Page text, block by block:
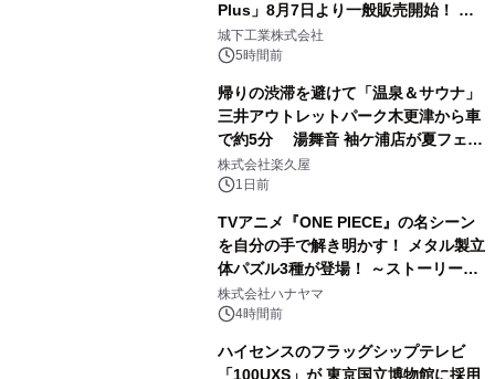
Plus」8月7日より一般販売開始！ ケ
ーブル1本つなぐだけ、テレビの音が
ぐっと豊かに
城下工業株式会社
5時間前
帰りの渋滞を避けて「温泉＆サウナ」
三井アウトレットパーク木更津から車
で約5分 湯舞音 袖ケ浦店が夏フェア
メニューを提供
株式会社楽久屋
1日前
TVアニメ『ONE PIECE』の名シーン
を自分の手で解き明かす！ メタル製立
体パズル3種が登場！ ～ストーリーと
ギミックが融合した 大人の体験型パズ
ルが8月7日(金)12時より先行予約受付
株式会社ハナヤマ
4時間前
ハイセンスのフラッグシップテレビ
「100UXS」が 東京国立博物館に採用